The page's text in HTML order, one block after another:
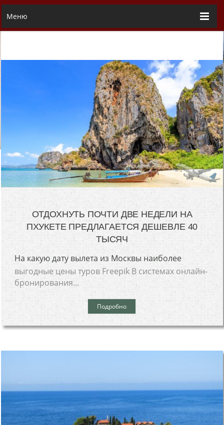
Меню
ОТДОХНУТЬ ПОЧТИ ДВЕ НЕДЕЛИ НА
ПХУКЕТЕ ПРЕДЛАГАЕТСЯ ДЕШЕВЛЕ 40
ТЫСЯЧ
На какую дату вылета из Москвы наиболее
выгодные цены туров Freepik В системах онлайн-
бронирования...
Подробно